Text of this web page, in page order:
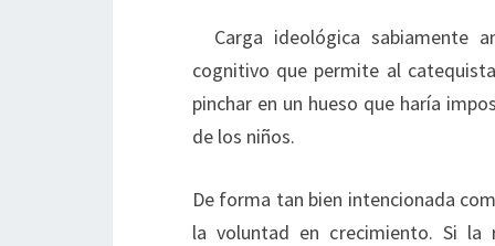
Carga ideológica sabiamente
cognitivo que permite al
pinchar en un hueso que haría
de los niños.
De forma tan bien intencionada
la voluntad en crecimiento. Si la